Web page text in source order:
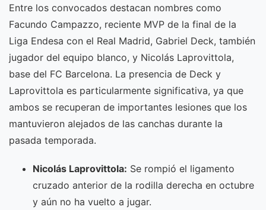
Entre los convocados destacan nombres como
Facundo Campazzo, reciente MVP de la final de la
Liga Endesa con el Real Madrid, Gabriel Deck, también
jugador del equipo blanco, y Nicolás Laprovittola,
base del FC Barcelona. La presencia de Deck y
Laprovittola es particularmente significativa, ya que
ambos se recuperan de importantes lesiones que los
mantuvieron alejados de las canchas durante la
pasada temporada.
Nicolás Laprovittola: Se rompió el ligamento
cruzado anterior de la rodilla derecha en octubre
y aún no ha vuelto a jugar.